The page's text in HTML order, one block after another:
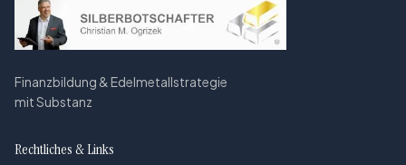
Finanzbildung & Edelmetallstrategie
mit Substanz
Rechtliches & Links